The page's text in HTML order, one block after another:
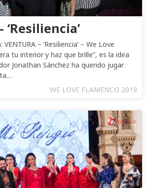
‘Resiliencia’
– ‘Resiliencia’ – We Love
tu interior y haz que brille”, es la idea
Jonathan Sánchez ha querido jugar
WE LOVE FLAMENCO 2019